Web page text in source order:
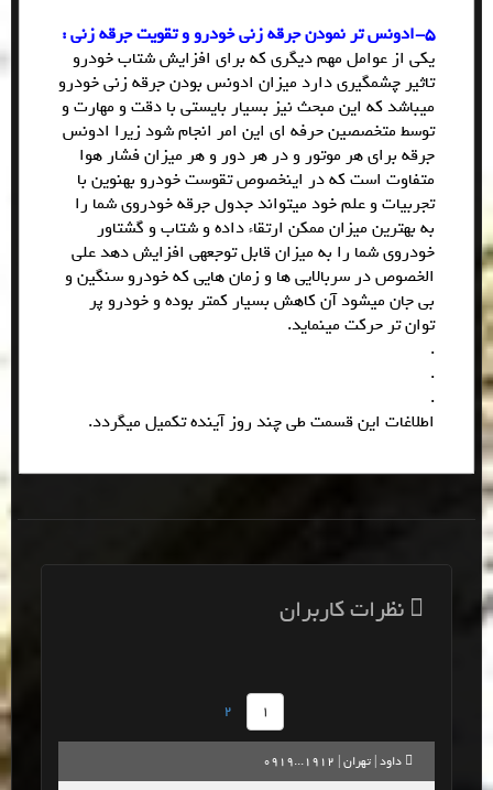
5-ادونس تر نمودن جرقه زنی خودرو و تقویت جرقه زنی :
یکی از عوامل مهم دیگری که برای افزایش شتاب خودرو
تاثیر چشمگیری دارد میزان ادونس بودن جرقه زنی خودرو
میباشد که این مبحث نیز بسیار بایستی با دقت و مهارت و
توسط متخصصین حرفه ای این امر انجام شود زیرا ادونس
جرقه برای هر موتور و در هر دور و هر میزان فشار هوا
متفاوت است که در اینخصوص تقوست خودرو بهنوین با
تجربیات و علم خود میتواند جدول جرقه خودروی شما را
به بهترین میزان ممکن ارتقاء داده و شتاب و گشتاور
خودروی شما را به میزان قابل توجعهی افزایش دهد علی
الخصوص در سربالایی ها و زمان هایی که خودرو سنگین و
بی جان میشود آن کاهش بسیار کمتر بوده و خودرو پر
توان تر حرکت مینماید.
.
.
.
اطلاغات این قسمت طی چند روز آینده تکمیل میگردد.
نظرات کاربران
1
2
داود | تهران | 1912...0919